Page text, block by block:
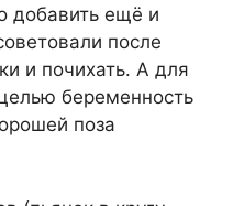
добавить ещё и
после
и почихать. А для
беременность
поза